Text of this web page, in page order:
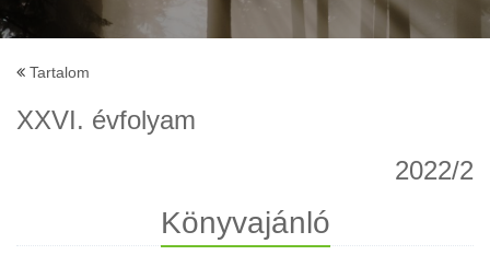
Tartalom
XXVI. évfolyam
2022/2
Könyvajánló